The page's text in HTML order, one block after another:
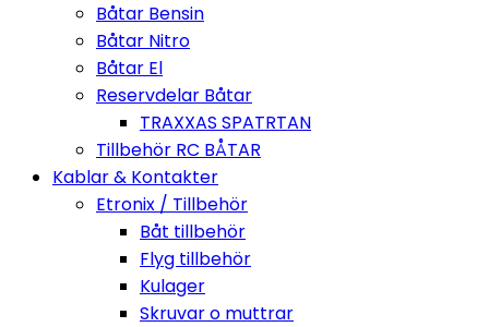
Båtar Bensin
Båtar Nitro
Båtar El
Reservdelar Båtar
TRAXXAS SPATRTAN
Tillbehör RC BÅTAR
Kablar & Kontakter
Etronix / Tillbehör
Båt tillbehör
Flyg tillbehör
Kulager
Skruvar o muttrar